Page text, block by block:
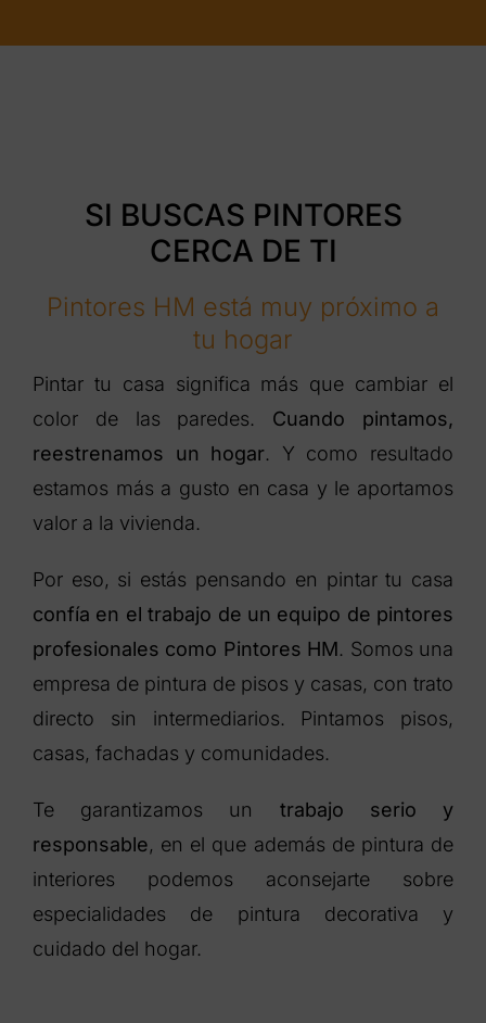
SI BUSCAS PINTORES
CERCA DE TI
Pintores HM está muy próximo a
tu hogar
Pintar tu casa significa más que cambiar el
color de las paredes. Cuando pintamos,
reestrenamos un hogar. Y como resultado
estamos más a gusto en casa y le aportamos
valor a la vivienda.
Por eso, si estás pensando en pintar tu casa
confía en el trabajo de un equipo de pintores
profesionales como Pintores HM. Somos una
empresa de pintura de pisos y casas, con trato
directo sin intermediarios. Pintamos pisos,
casas, fachadas y comunidades.
Te garantizamos un trabajo serio y
responsable, en el que además de pintura de
interiores podemos aconsejarte sobre
especialidades de pintura decorativa y
cuidado del hogar.